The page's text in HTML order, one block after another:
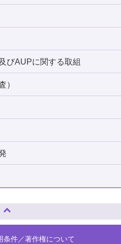
びAUPに関する取組
）
条件／著作権について